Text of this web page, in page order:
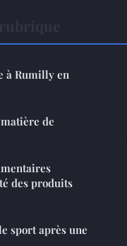
à Rumilly en
de
des produits
sport après une